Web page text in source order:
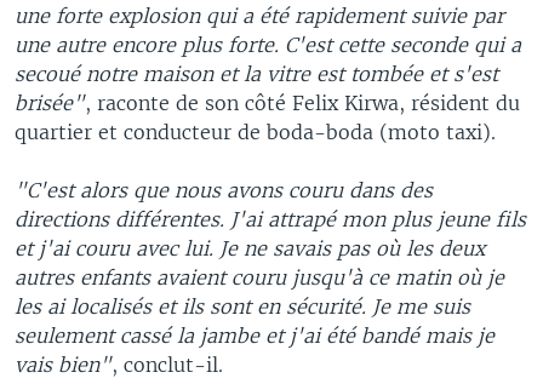
une forte explosion qui a été rapidement suivie par
une autre encore plus forte. C'est cette seconde qui a
secoué notre maison et la vitre est tombée et s'est
brisée", raconte de son côté Felix Kirwa, résident du
quartier et conducteur de boda-boda (moto taxi).
"C'est alors que nous avons couru dans des
directions différentes. J'ai attrapé mon plus jeune fils
et j'ai couru avec lui. Je ne savais pas où les deux
autres enfants avaient couru jusqu'à ce matin où je
les ai localisés et ils sont en sécurité. Je me suis
seulement cassé la jambe et j'ai été bandé mais je
vais bien", conclut-il.